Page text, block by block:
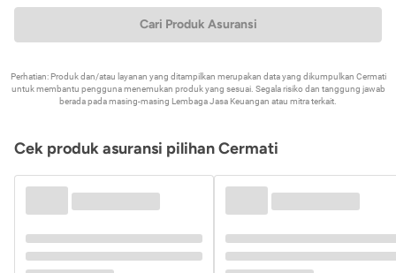
Cari Produk Asuransi
Perhatian: Produk dan/atau layanan yang ditampilkan merupakan data yang dikumpulkan Cermati
untuk membantu pengguna menemukan produk yang sesuai. Segala risiko dan tanggung jawab
berada pada masing-masing Lembaga Jasa Keuangan atau mitra terkait.
Cek produk asuransi pilihan Cermati